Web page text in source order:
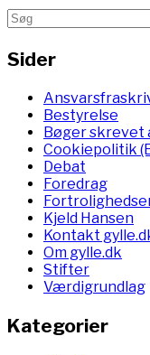
Sider
Bestyrelse
Bøger skrevet
Cookiepolitik
Debat
Foredrag
Kjeld Hansen
Kontakt
Om gylle.dk
Stifter
Værdigrundlag
Kategorier